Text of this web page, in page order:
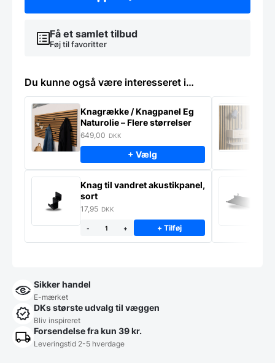
Få et samlet tilbud
Føj til favoritter
Du kunne også være interesseret i…
Knagrække / Knagpanel Eg
Naturolie – Flere størrelser
649,00 DKK
+ Vælg
Knag til vandret akustikpanel,
sort
17,95 DKK
- + + Tilføj
Sikker handel
E-mærket
DKs største udvalg til væggen
Bliv inspireret
Forsendelse fra kun 39 kr.
Leveringstid 2-5 hverdage